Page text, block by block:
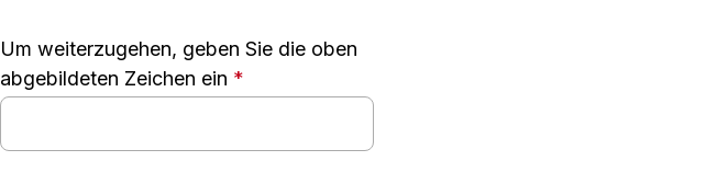
Um weiterzugehen, geben Sie die oben
abgebildeten Zeichen ein *